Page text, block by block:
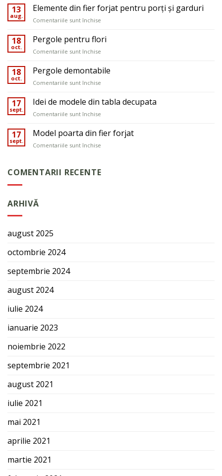
13
aug.
Elemente din fier forjat pentru porți și garduri
Comentariile sunt închise
din
porți
18
oct.
Pergole pentru flori
Comentariile sunt închise
pentru
18
oct.
Pergole demontabile
Comentariile sunt închise
demontabile
17
sept.
Idei de modele din tabla decupata
Comentariile sunt închise
de
17
sept.
Model poarta din fier forjat
Comentariile sunt închise
din
COMENTARII RECENTE
ARHIVĂ
august 2025
octombrie 2024
septembrie 2024
august 2024
iulie 2024
ianuarie 2023
noiembrie 2022
septembrie 2021
august 2021
iulie 2021
mai 2021
aprilie 2021
martie 2021